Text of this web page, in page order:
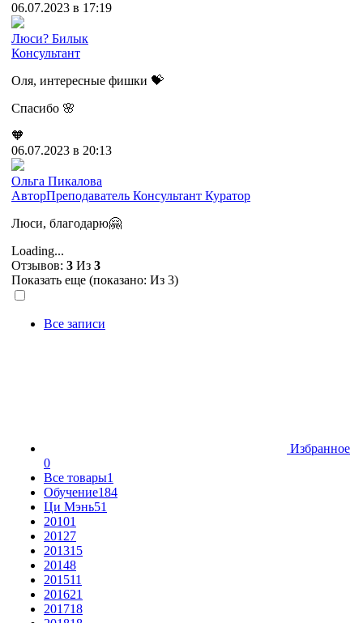
06.07.2023 в 17:19
Люси? Билык
Консультант
Оля, интересные фишки 💝
Спасибо 🌸
🧡
06.07.2023 в 20:13
Ольга Пикалова
АвторПреподаватель Консультант Куратор
Люси, благодарю🤗
Loading...
Отзывов: 3 Из 3
Показать еще (показано: Из 3)
Все записи
Избранное
0
Все товары1
Обучение184
Ци Мэнь51
20101
20127
201315
20148
201511
201621
201718